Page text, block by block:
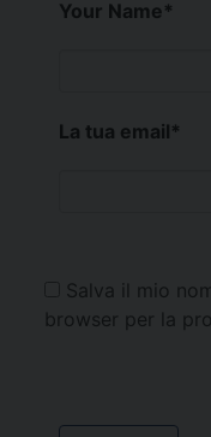
Your Name*
La tua email*
Salva il mio
browser per la